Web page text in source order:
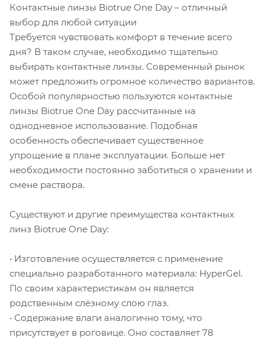
Контактные линзы Biotrue One Day – отличный
выбор для любой ситуации
Требуется чувствовать комфорт в течение всего
дня? В таком случае, необходимо тщательно
выбирать контактные линзы. Современный рынок
может предложить огромное количество вариантов.
Особой популярностью пользуются контактные
линзы Biotrue One Day рассчитанные на
однодневное использование. Подобная
особенность обеспечивает существенное
упрощение в плане эксплуатации. Больше нет
необходимости постоянно заботиться о хранении и
смене раствора.
Существуют и другие преимущества контактных
линз Biotrue One Day:
• Изготовление осуществляется с применение
специально разработанного материала: HyperGel.
По своим характеристикам он является
родственным слёзному слою глаз.
• Содержание влаги аналогично тому, что
присутствует в роговице. Оно составляет 78